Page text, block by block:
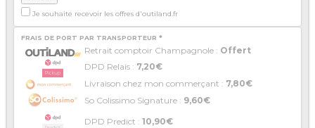
Je souhaite recevoir les offres d'outiland.fr
FRAIS DE PORT PAR TRANSPORTEUR *
Retrait comptoir Champagnole : Offert
DPD Relais : 7,20€
Livraison chez mon commerçant : 7,80€
So Colissimo Signature : 9,60€
DPD Predict : 10,90€